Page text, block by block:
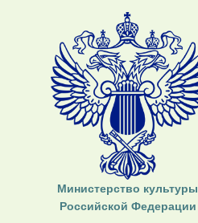
Министерство культуры
Российской Федерации